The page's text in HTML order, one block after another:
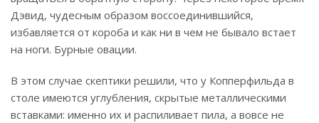
Дэвид, чудесным образом воссоединившийся,
избавляется от короба и как ни в чем не бывало встает
на ноги. Бурные овации.
В этом случае скептики решили, что у Копперфильда в
столе имеются углубления, скрытые металлическими
вставками: именно их и распиливает пила, а вовсе не